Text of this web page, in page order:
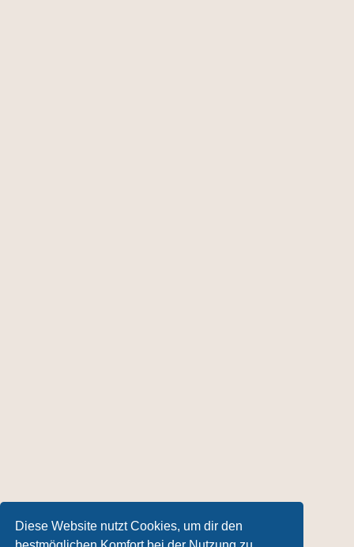
Diese Website nutzt Cookies, um dir den